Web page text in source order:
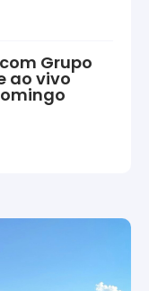
Grupo
ao vivo